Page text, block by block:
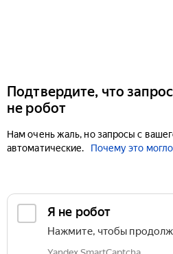
Подтвердите, что
не робот
Нам очень жаль, но запросы с
автоматические.
Почему это